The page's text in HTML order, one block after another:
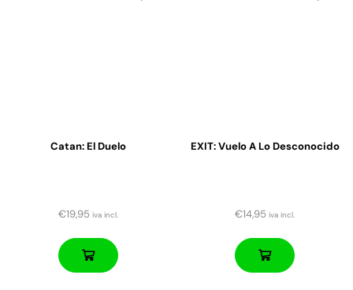
Catan: El Duelo
€19,95 iva incl.
EXIT: Vuelo A Lo Desconocido
€14,95 iva incl.